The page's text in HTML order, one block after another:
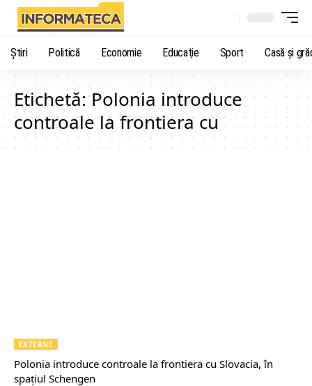
Știri Politică Economie Educaţie Sport Casă şi
Etichetă:Polonia introduce
controale la frontiera cu
EXTERNE
Polonia introduce controale la frontiera cu Slovacia, în
spaţiul Schengen